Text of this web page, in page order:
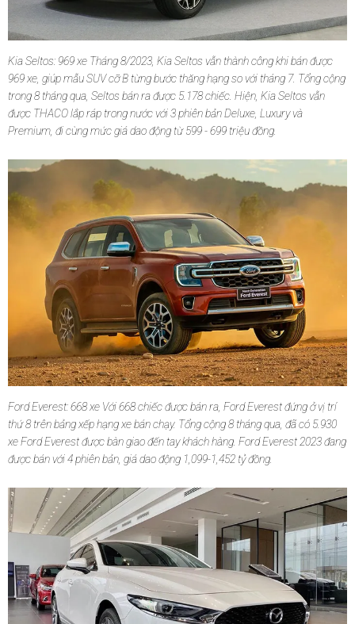
Kia Seltos: 969 xe Tháng 8/2023, Kia Seltos vẫn thành công khi bán được
969 xe, giúp mẫu SUV cỡ B từng bước thăng hạng so với tháng 7. Tổng cộng
trong 8 tháng qua, Seltos bán ra được 5.178 chiếc. Hiện, Kia Seltos vẫn
được THACO lắp ráp trong nước với 3 phiên bản Deluxe, Luxury và
Premium, đi cùng mức giá dao động từ 599 - 699 triệu đồng.
Ford Everest: 668 xe Với 668 chiếc được bán ra, Ford Everest đứng ở vị trí
thứ 8 trên bảng xếp hạng xe bán chạy. Tổng cộng 8 tháng qua, đã có 5.930
xe Ford Everest được bàn giao đến tay khách hàng. Ford Everest 2023 đang
được bán với 4 phiên bản, giá dao động 1,099-1,452 tỷ đồng.